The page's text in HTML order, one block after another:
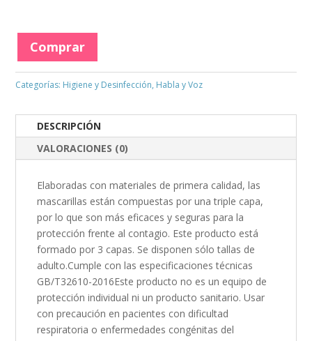
Comprar
Categorías: Higiene y Desinfección, Habla y Voz
DESCRIPCIÓN
VALORACIONES (0)
Elaboradas con materiales de primera calidad, las
mascarillas están compuestas por una triple capa,
por lo que son más eficaces y seguras para la
protección frente al contagio. Este producto está
formado por 3 capas. Se disponen sólo tallas de
adulto.Cumple con las especificaciones técnicas
GB/T32610-2016Este producto no es un equipo de
protección individual ni un producto sanitario. Usar
con precaución en pacientes con dificultad
respiratoria o enfermedades congénitas del